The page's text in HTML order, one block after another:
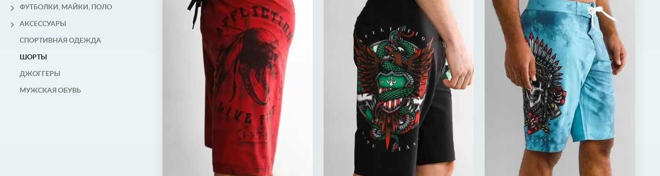
ФУТБОЛКИ, МАЙКИ, ПОЛО
АКСЕССУАРЫ
СПОРТИВНАЯ ОДЕЖДА
ШОРТЫ
ДЖОГГЕРЫ
МУЖСКАЯ ОБУВЬ
32 (48) 42 (58)
31 (46-48) 32 (48) 38 (54)
40 (56) 42 (58)
30 (46) 31 (46-48) 32 (48)